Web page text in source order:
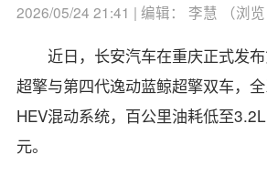
2026/05/24 21:41 | 编辑： 李慧 （浏览
近日，长安汽车在重庆正式发
超擎与第四代逸动蓝鲸超擎双车，
HEV混动系统，百公里油耗低至
元。